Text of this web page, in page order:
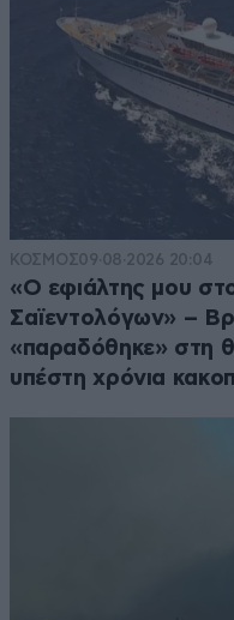
ΚΟΣΜΟΣ09·08·2026 20:04
«Ο εφιάλτης μου
Σαϊεντολόγων» –
«παραδόθηκε» στη
υπέστη χρόνια